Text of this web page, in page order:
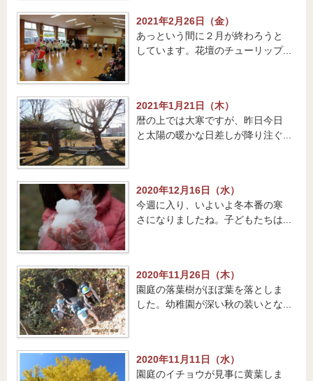
2021年2月26日（金）
あっという間に２月が終わろうと
しています。花壇のチューリップ...
2021年1月21日（木）
暦の上では大寒ですが、昨日今日
と太陽の暖かな日差しが降り注ぐ...
2020年12月16日（水）
今週に入り、いよいよ冬本番の寒
さになりましたね。子どもたちは...
2020年11月26日（木）
園庭の落葉樹がほぼ葉を落としま
した。幼稚園が深い秋の装いとな...
2020年11月11日（水）
園庭のイチョウが見事に黄葉しま